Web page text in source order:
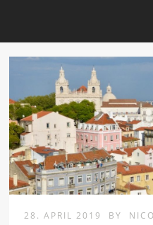
28. APRIL 2019 BY